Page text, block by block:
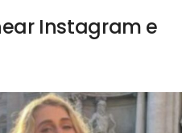
Instagram e